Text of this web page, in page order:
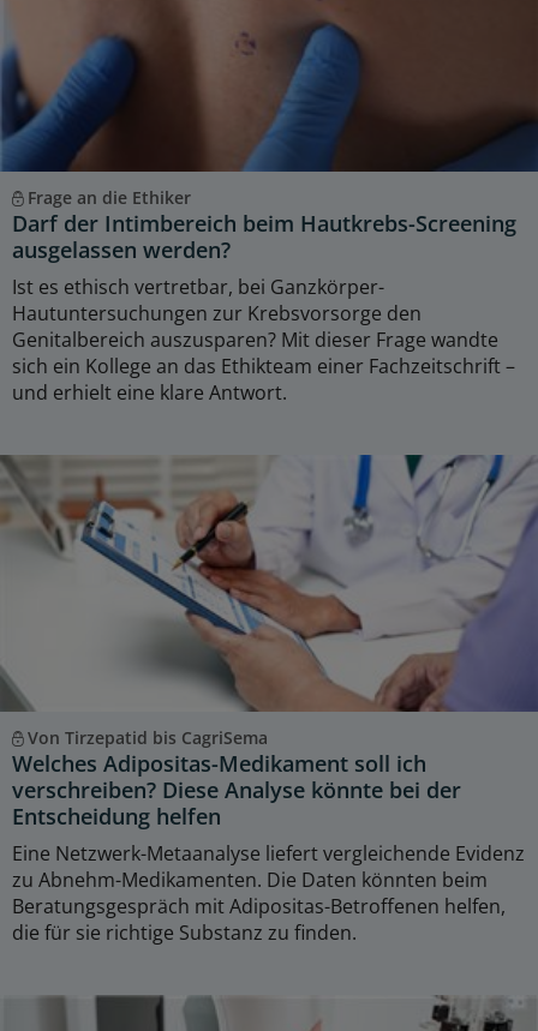
Frage an die Ethiker
Darf der Intimbereich beim Hautkrebs-Screening
ausgelassen werden?
Ist es ethisch vertretbar, bei Ganzkörper-
Hautuntersuchungen zur Krebsvorsorge den
Genitalbereich auszusparen? Mit dieser Frage wandte
sich ein Kollege an das Ethikteam einer Fachzeitschrift –
und erhielt eine klare Antwort.
Von Tirzepatid bis CagriSema
Welches Adipositas-Medikament soll ich
verschreiben? Diese Analyse könnte bei der
Entscheidung helfen
Eine Netzwerk-Metaanalyse liefert vergleichende Evidenz
zu Abnehm-Medikamenten. Die Daten könnten beim
Beratungsgespräch mit Adipositas-Betroffenen helfen,
die für sie richtige Substanz zu finden.